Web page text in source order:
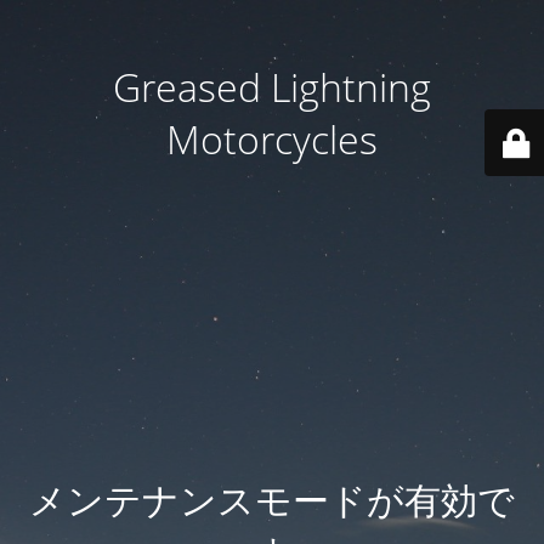
Greased Lightning
Motorcycles
メンテナンスモードが有効で